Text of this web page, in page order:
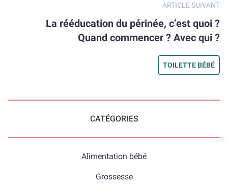
ARTICLE SUIVANT
La rééducation du périnée, c’est quoi ?
Quand commencer ? Avec qui ?
TOILETTE BÉBÉ
CATÉGORIES
Alimentation bébé
Grossesse